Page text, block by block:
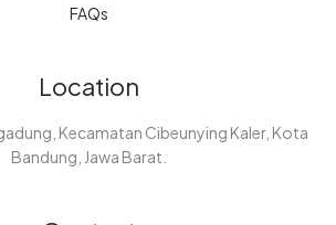
FAQs
Location
Kecamatan Cibeunying Kaler, Kota
Bandung, Jawa Barat.